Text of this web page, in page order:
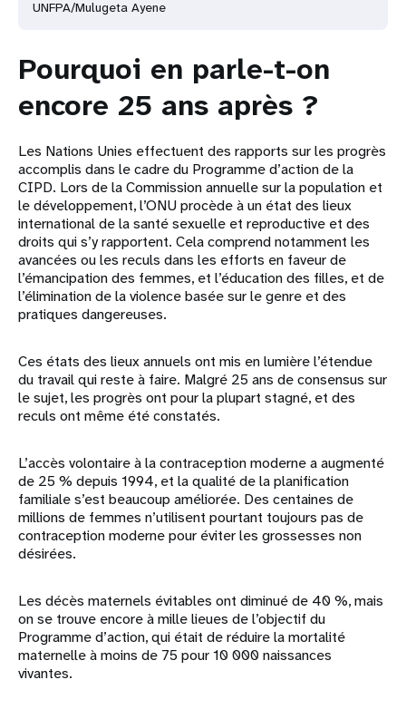
UNFPA/Mulugeta Ayene
Pourquoi en parle-t-on
encore 25 ans après ?
Les Nations Unies effectuent des rapports sur les progrès
accomplis dans le cadre du Programme d’action de la
CIPD. Lors de la Commission annuelle sur la population et
le développement, l’ONU procède à un état des lieux
international de la santé sexuelle et reproductive et des
droits qui s’y rapportent. Cela comprend notamment les
avancées ou les reculs dans les efforts en faveur de
l’émancipation des femmes, et l’éducation des filles, et de
l’élimination de la violence basée sur le genre et des
pratiques dangereuses.
Ces états des lieux annuels ont mis en lumière l’étendue
du travail qui reste à faire. Malgré 25 ans de consensus sur
le sujet, les progrès ont pour la plupart stagné, et des
reculs ont même été constatés.
L’accès volontaire à la contraception moderne a augmenté
de 25 % depuis 1994, et la qualité de la planification
familiale s’est beaucoup améliorée. Des centaines de
millions de femmes n’utilisent pourtant toujours pas de
contraception moderne pour éviter les grossesses non
désirées.
Les décès maternels évitables ont diminué de 40 %, mais
on se trouve encore à mille lieues de l’objectif du
Programme d’action, qui était de réduire la mortalité
maternelle à moins de 75 pour 10 000 naissances
vivantes.